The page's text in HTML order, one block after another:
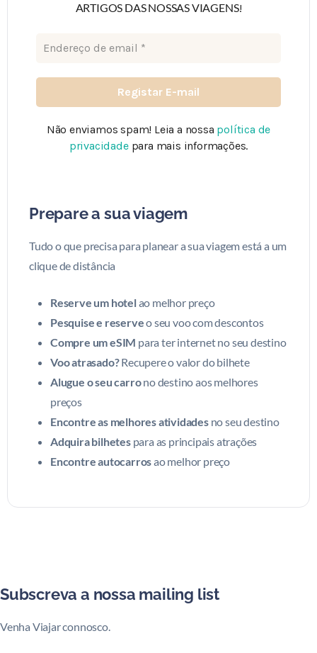
ARTIGOS DAS NOSSAS VIAGENS!
Não enviamos spam! Leia a nossa política de
privacidadepara mais informações.
Prepare a sua viagem
Tudo o que precisa para planear a sua viagem está a um
clique de distância
Reserve um hotelao melhor preço
Pesquise e reserveo seu voo com descontos
Compre um eSIM para ter internet no seu destino
Voo atrasado?Recupere o valor do bilhete
Alugue o seu carrono destino aos melhores
preços
Encontre as melhores atividadesno seu destino
Adquira bilhetespara as principais atrações
Encontre autocarrosao melhor preço
Subscreva a nossa mailing list
Venha Viajar connosco.